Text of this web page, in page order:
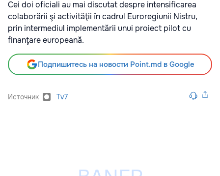
Cei doi oficiali au mai discutat despre intensificarea
colaborării şi activităţii în cadrul Euroregiunii Nistru,
prin intermediul implementării unui proiect pilot cu
finanţare europeană.
Подпишитесь на новости Point.md в Google
Источник Tv7